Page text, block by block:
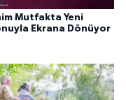
Mutfakta Yeni
Ekrana Dönüyor